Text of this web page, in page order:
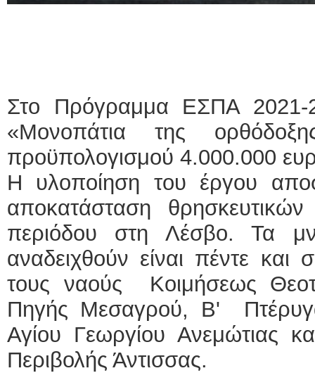
Στο Πρόγραμμα ΕΣΠΑ 2021-
«Μονοπάτια της
προϋπολογισμού 4.000.000
Η υλοποίηση του έργου
αποκατάσταση θρησκευτικών
περιόδου στη Λέσβο. Τα
αναδειχθούν είναι πέντε και
τους ναούς Κοιμήσεως
Πηγής Μεσαγρού, Β'
Αγίου Γεωργίου Ανεμώτιας
Περιβολής Άντισσας.